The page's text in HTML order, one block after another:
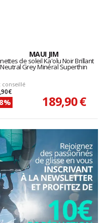
MAUI JIM
de soleil Ka'olu Noir Brillant
Neutral Grey Minéral Superthin
conseillé
€
189,90 €